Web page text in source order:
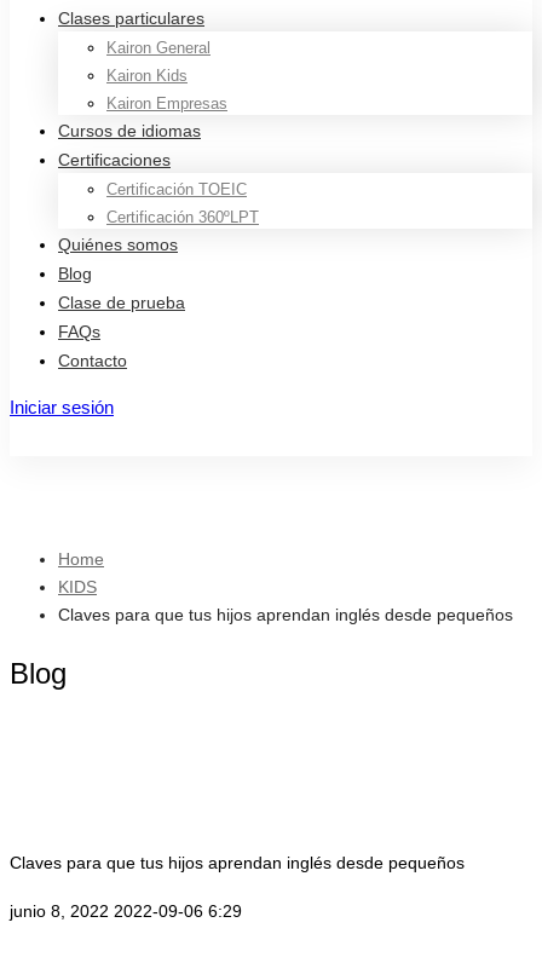
Clases particulares
Kairon General
Kairon Kids
Kairon Empresas
Cursos de idiomas
Certificaciones
Certificación TOEIC
Certificación 360ºLPT
Quiénes somos
Blog
Clase de prueba
FAQs
Contacto
Iniciar sesión
Home
KIDS
Claves para que tus hijos aprendan inglés desde pequeños
Blog
Claves para que tus hijos aprendan inglés desde pequeños
junio 8, 2022 2022-09-06 6:29